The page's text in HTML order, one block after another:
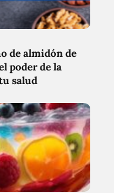
de almidón de
poder de la
salud